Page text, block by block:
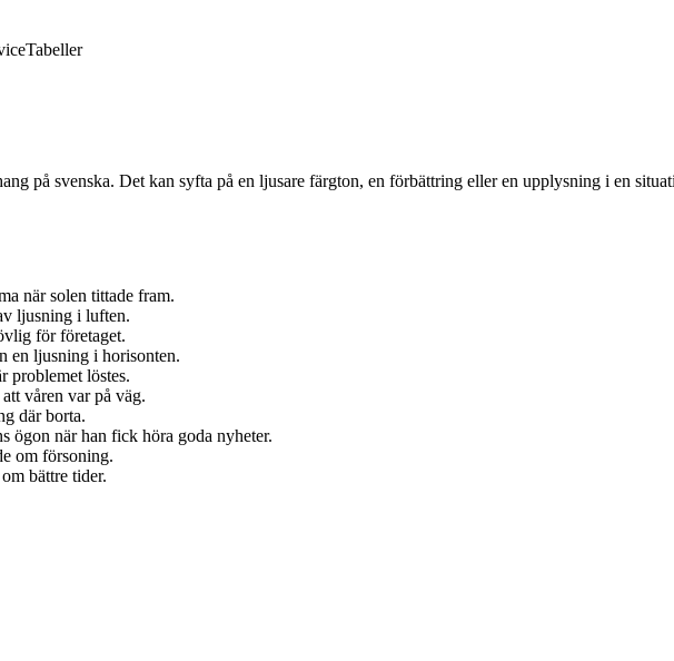
Tabeller
på svenska. Det kan syfta på en ljusare färgton, en förbättring eller en upplysning i en
när solen tittade fram.
ljusning i luften.
för företaget.
en ljusning i horisonten.
problemet löstes.
våren var på väg.
där borta.
ögon när han fick höra goda nyheter.
om försoning.
bättre tider.